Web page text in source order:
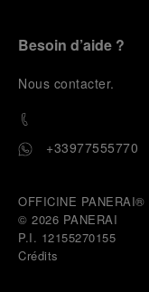
Besoin d’aide ?
Nous contacter.
+33977555770
OFFICINE PANERAI®
© 2026 PANERAI
P.I. 12155270155
Crédits